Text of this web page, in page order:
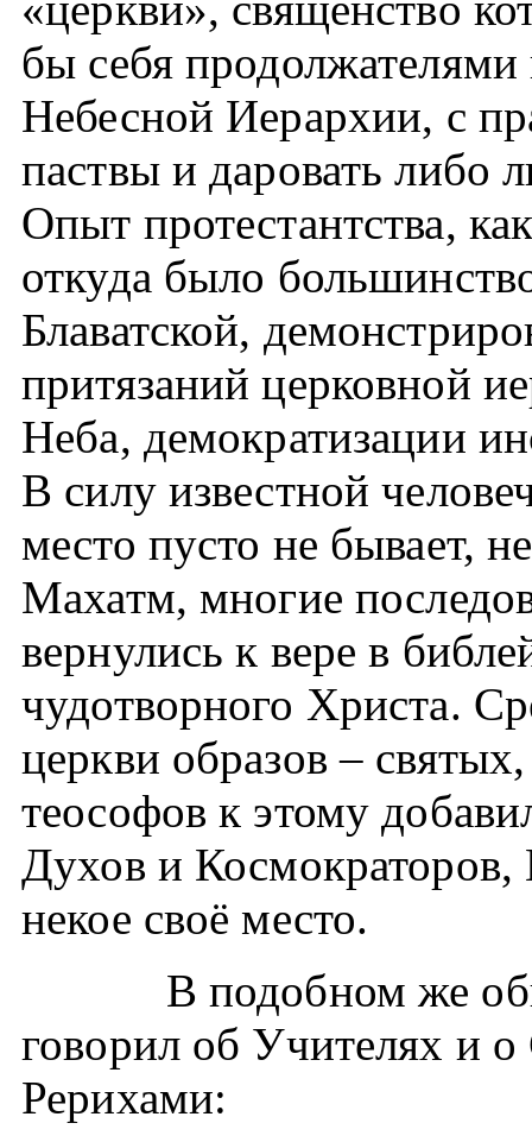
бы себя продолжателями
Небесной Иерархии, с
паствы и даровать либо
Опыт протестантства,
откуда было
Блаватской,
притязаний церковной
Неба, демократизации
В силу известной
место пусто не бывает,
Махатм, многие
вернулись к вере в
чудотворного Христа.
церкви образов –
теософов к этому
Духов и
некое своё место.
В подобном же
говорил об Учителях и
Рерихами: